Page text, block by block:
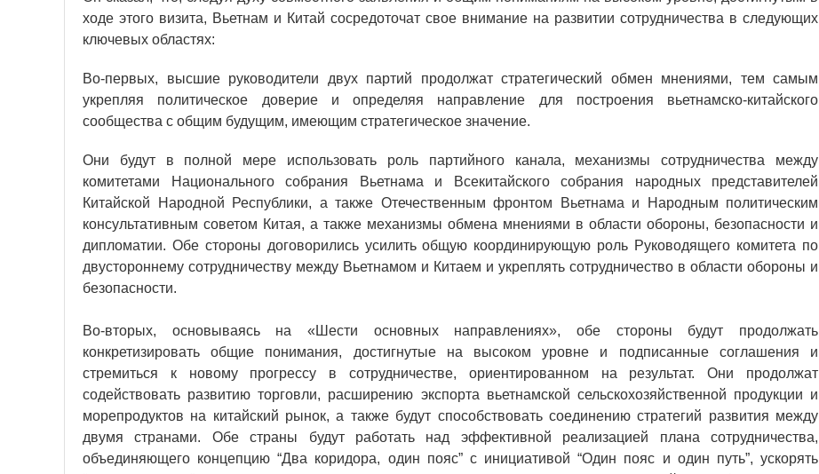
ходе этого визита, Вьетнам и Китай сосредоточат свое внимание на развитии сотрудничества в следующих
ключевых областях:
Во-первых, высшие руководители двух партий продолжат стратегический обмен мнениями, тем самым
укрепляя политическое доверие и определяя направление для построения вьетнамско-китайского
сообщества с общим будущим, имеющим стратегическое значение.
Они будут в полной мере использовать роль партийного канала, механизмы сотрудничества между
комитетами Национального собрания Вьетнама и Всекитайского собрания народных представителей
Китайской Народной Республики, а также Отечественным фронтом Вьетнама и Народным политическим
консультативным советом Китая, а также механизмы обмена мнениями в области обороны, безопасности и
дипломатии. Обе стороны договорились усилить общую координирующую роль Руководящего комитета по
двустороннему сотрудничеству между Вьетнамом и Китаем и укреплять сотрудничество в области обороны и
безопасности.
Во-вторых, основываясь на «Шести основных направлениях», обе стороны будут продолжать
конкретизировать общие понимания, достигнутые на высоком уровне и подписанные соглашения и
стремиться к новому прогрессу в сотрудничестве, ориентированном на результат. Они продолжат
содействовать развитию торговли, расширению экспорта вьетнамской сельскохозяйственной продукции и
морепродуктов на китайский рынок, а также будут способствовать соединению стратегий развития между
двумя странами. Обе страны будут работать над эффективной реализацией плана сотрудничества,
объединяющего концепцию “Два коридора, один пояс” с инициативой “Один пояс и один путь”, ускорять